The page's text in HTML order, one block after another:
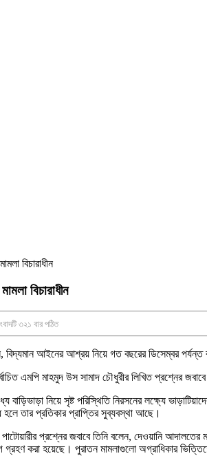
বিচারাধীন
বিচারাধীন
৩২১ বার পঠিত
আইনের আশ্রয় নিয়ে গত বছরের ডিসেম্বর পর্যন্ত
এমপি মাহমুদ উস সামাদ চৌধুরীর লিখিত প্রশ্নের
বাড়িভাড়া নিয়ে সৃষ্ট পরিস্থিতি নিরসনের লক্ষ্যে
হলে তার প্রতিকার প্রাপ্তির সুব্যবস্থা আছে।
পাটোয়ারীর প্রশ্নের জবাবে তিনি বলেন, দেওয়ানি
করা হয়েছে। পুরাতন মামলাগুলো অগ্রাধিকার